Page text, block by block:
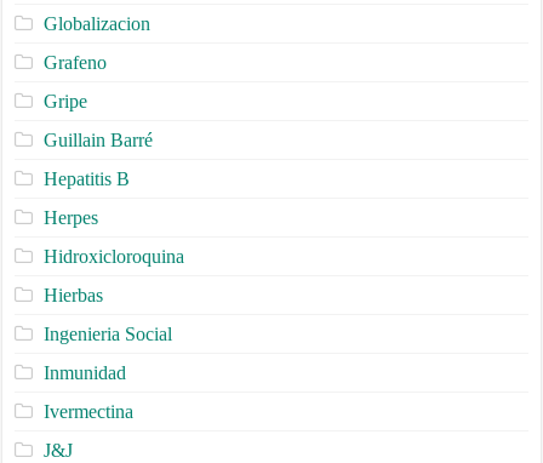
Globalizacion
Grafeno
Gripe
Guillain Barré
Hepatitis B
Herpes
Hidroxicloroquina
Hierbas
Ingenieria Social
Inmunidad
Ivermectina
J&J